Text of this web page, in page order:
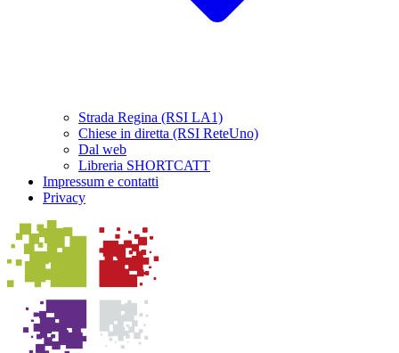
Strada Regina (RSI LA1)
Chiese in diretta (RSI ReteUno)
Dal web
Libreria SHORTCATT
Impressum e contatti
Privacy